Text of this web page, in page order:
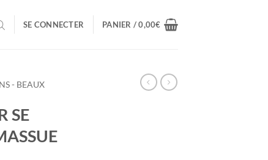
SE CONNECTER PANIER /0,00€
- BEAUX
SE